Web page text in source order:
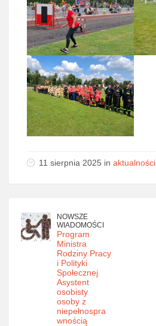
11 sierpnia 2025 in aktualności
NOWSZE
WIADOMOŚCI
Program
Ministra
Rodziny Pracy
i Polityki
Społecznej
Asystent
osobisty
osoby z
niepełnospra
wnością